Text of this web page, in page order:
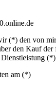
(*) den von
den Kauf
(*)
am (*)